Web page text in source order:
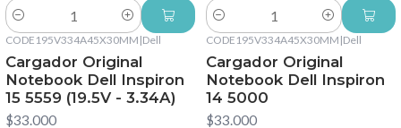
Cantidad Cantidad
CODE195V334A45X30MM |Dell
Cargador Original
Notebook Dell Inspiron
15 5559 (19.5V - 3.34A)
$33.000
CODE195V334A45X30MM |Dell
Cargador Original
Notebook Dell Inspiron
14 5000
$33.000